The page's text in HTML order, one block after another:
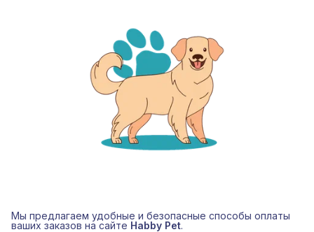
Мы предлагаем удобные и безопасные способы оплаты
ваших заказов на сайте Habby Pet.